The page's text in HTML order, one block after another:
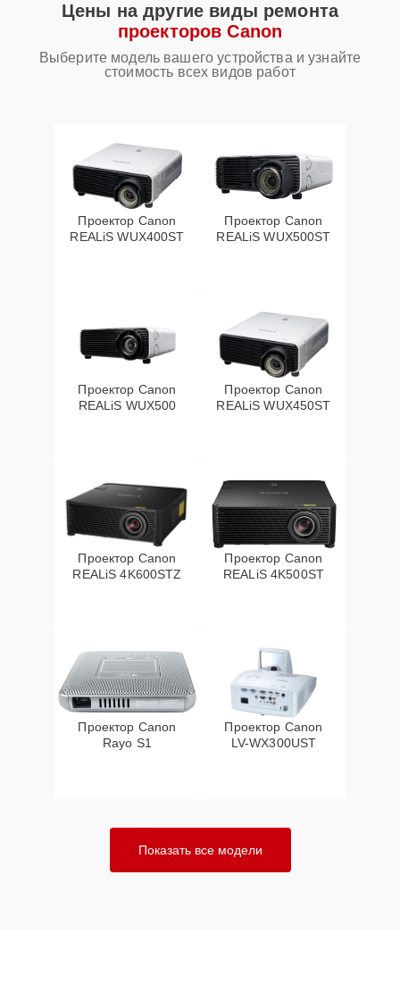
Цены на другие виды ремонта
проекторов Canon
Выберите модель вашего устройства и узнайте
стоимость всех видов работ
Проектор Canon
REALiS WUX400ST
Проектор Canon
REALiS WUX500ST
Проектор Canon
REALiS WUX500
Проектор Canon
REALiS WUX450ST
Проектор Canon
REALiS 4K600STZ
Проектор Canon
REALiS 4K500ST
Проектор Canon
Rayo S1
Проектор Canon
LV-WX300UST
Показать все модели